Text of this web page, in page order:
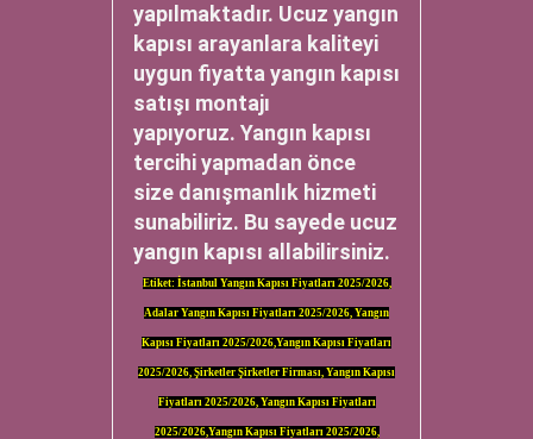
yapılmaktadır. Ucuz yangın
kapısı arayanlara kaliteyi
uygun fiyatta yangın kapısı
satışı montajı
yapıyoruz. Yangın kapısı
tercihi yapmadan önce
size danışmanlık hizmeti
sunabiliriz. Bu sayede ucuz
yangın kapısı allabilirsiniz.
Etiket: İstanbul Yangın Kapısı Fiyatları 2025/2026,
Adalar Yangın Kapısı Fiyatları 2025/2026, Yangın
Kapısı Fiyatları 2025/2026,Yangın Kapısı Fiyatları
2025/2026, Şirketler Şirketler Firması, Yangın Kapısı
Fiyatları 2025/2026, Yangın Kapısı Fiyatları
2025/2026,Yangın Kapısı Fiyatları 2025/2026,